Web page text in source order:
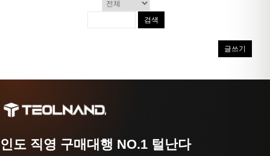
검색
글쓰기
인도 직영 구매대행 NO.1 털난다